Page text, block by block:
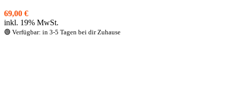
69,00 €
inkl. 19% MwSt.
🟢 Verfügbar: in 3-5 Tagen bei dir Zuhause